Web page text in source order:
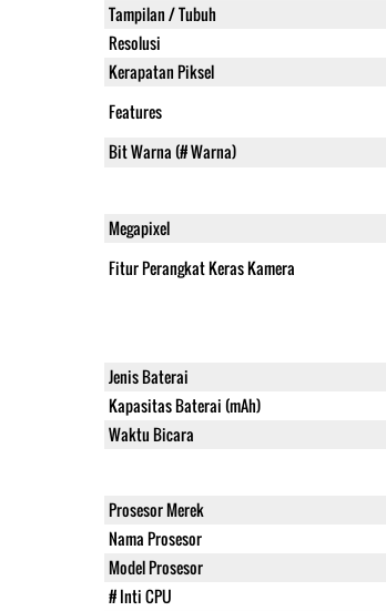
Tampilan / Tubuh
Resolusi
Kerapatan Piksel
Features
Bit Warna (# Warna)
Megapixel
Fitur Perangkat Keras Kamera
Jenis Baterai
Kapasitas Baterai (mAh)
Waktu Bicara
Prosesor Merek
Nama Prosesor
Model Prosesor
# Inti CPU